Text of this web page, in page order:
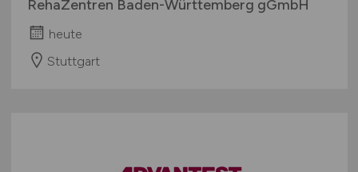
RehaZentren Baden-Württemberg gGmbH
heute
Stuttgart